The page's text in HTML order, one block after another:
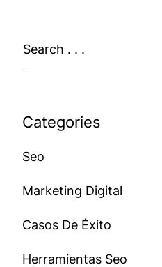
Categories
Seo
Marketing Digital
Casos De Éxito
Herramientas Seo